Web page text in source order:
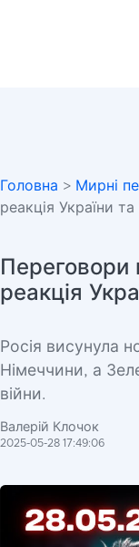
Головна > Мирні
реакція України
Переговори
реакція
Росія висунула
Німеччини, а
війни.
Валерій Клочок
2025-05-28 17:49:06